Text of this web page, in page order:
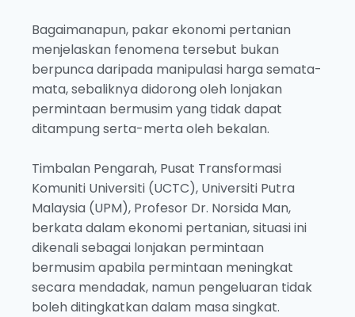
Bagaimanapun, pakar ekonomi pertanian
menjelaskan fenomena tersebut bukan
berpunca daripada manipulasi harga semata-
mata, sebaliknya didorong oleh lonjakan
permintaan bermusim yang tidak dapat
ditampung serta-merta oleh bekalan.
Timbalan Pengarah, Pusat Transformasi
Komuniti Universiti (UCTC), Universiti Putra
Malaysia (UPM), Profesor Dr. Norsida Man,
berkata dalam ekonomi pertanian, situasi ini
dikenali sebagai lonjakan permintaan
bermusim apabila permintaan meningkat
secara mendadak, namun pengeluaran tidak
boleh ditingkatkan dalam masa singkat.